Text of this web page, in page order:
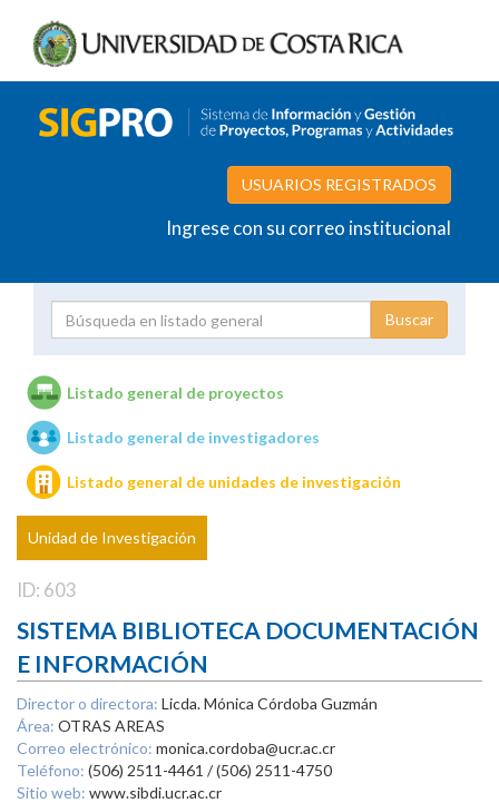
USUARIOS REGISTRADOS
Ingrese con su correo institucional
Unidades de investigación
Listado general de proyectos
Listado general de investigadores
Listado general de unidades de investigación
Unidad de Investigación
ID: 603
SISTEMA BIBLIOTECA DOCUMENTACIÓN
E INFORMACIÓN
Director o directora: Licda. Mónica Córdoba Guzmán
Área: OTRAS AREAS
Correo electrónico: monica.cordoba@ucr.ac.cr
Teléfono: (506) 2511-4461 / (506) 2511-4750
Sitio web: www.sibdi.ucr.ac.cr